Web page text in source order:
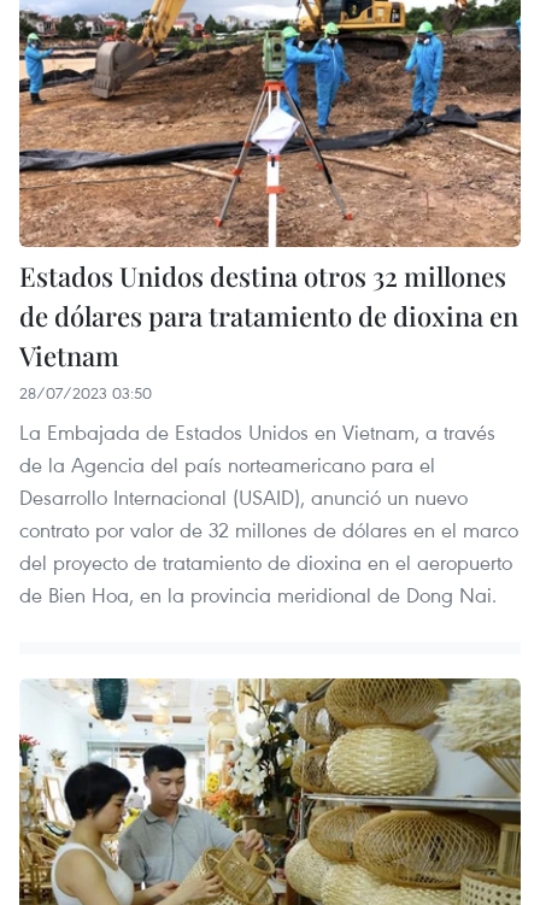
Estados Unidos destina otros 32 millones
de dólares para tratamiento de dioxina en
Vietnam
28/07/2023 03:50
La Embajada de Estados Unidos en Vietnam, a través
de la Agencia del país norteamericano para el
Desarrollo Internacional (USAID), anunció un nuevo
contrato por valor de 32 millones de dólares en el marco
del proyecto de tratamiento de dioxina en el aeropuerto
de Bien Hoa, en la provincia meridional de Dong Nai.